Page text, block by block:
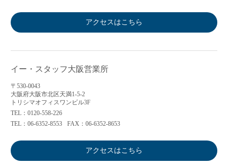
アクセスはこちら
イー・スタッフ大阪営業所
〒530-0043
大阪府大阪市北区天満1-5-2
トリシマオフィスワンビル3F
TEL：0120-558-226
TEL：06-6352-8553
FAX：06-6352-8653
アクセスはこちら